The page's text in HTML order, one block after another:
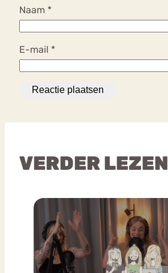
Naam *
E-mail *
VERDER LEZEN